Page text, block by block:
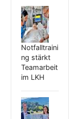
Notfalltraini
ng stärkt
Teamarbeit
im LKH